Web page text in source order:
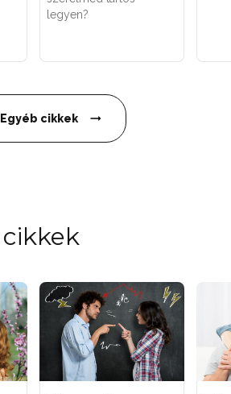
legyen?
Egyéb cikkek